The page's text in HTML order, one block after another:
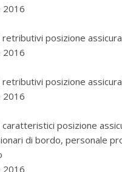
2016
retributivi posizione
2016
retributivi posizione
2016
caratteristici posizione
di bordo, personale
2016